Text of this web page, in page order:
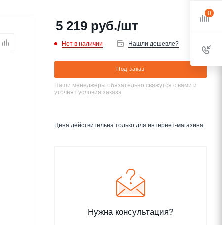
5 219 руб./шт
Нет в наличии Нашли дешевле?
Под заказ
Наши менеджеры обязательно свяжутся с вами и
уточнят условия заказа
Цена действительна только для интернет-магазина
Нужна консультация?
0